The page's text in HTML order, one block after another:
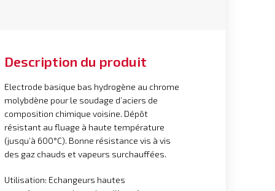
Description du produit
Electrode basique bas hydrogène au chrome
molybdène pour le soudage d’aciers de
composition chimique voisine. Dépôt
résistant au fluage à haute température
(jusqu’à 600°C). Bonne résistance vis à vis
des gaz chauds et vapeurs surchauffées.
Utilisation: Echangeurs hautes